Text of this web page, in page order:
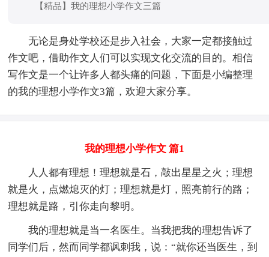
【精品】我的理想小学作文三篇
无论是身处学校还是步入社会，大家一定都接触过
作文吧，借助作文人们可以实现文化交流的目的。相信
写作文是一个让许多人都头痛的问题，下面是小编整理
的我的理想小学作文3篇，欢迎大家分享。
我的理想小学作文 篇1
人人都有理想！理想就是石，敲出星星之火；理想
就是火，点燃熄灭的灯；理想就是灯，照亮前行的路；
理想就是路，引你走向黎明。
我的理想就是当一名医生。当我把我的理想告诉了
同学们后，然而同学都讽刺我，说：“就你还当医生，到